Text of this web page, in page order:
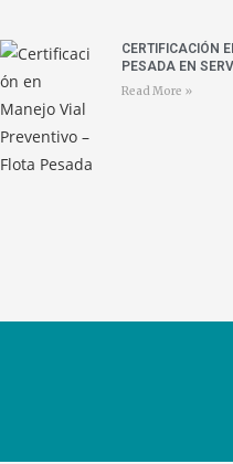
CERTIFICACIÓN
PESADA EN
Read More »